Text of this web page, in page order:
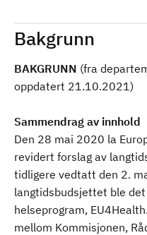
Bakgrunn
BAKGRUNN (fra
oppdatert 21.10.2021)
Sammendrag av innhold
Den 28 mai 2020 la
revidert forslag av
tidligere vedtatt den 2.
langtidsbudsjettet ble
helseprogram,
mellom Kommisjonen,